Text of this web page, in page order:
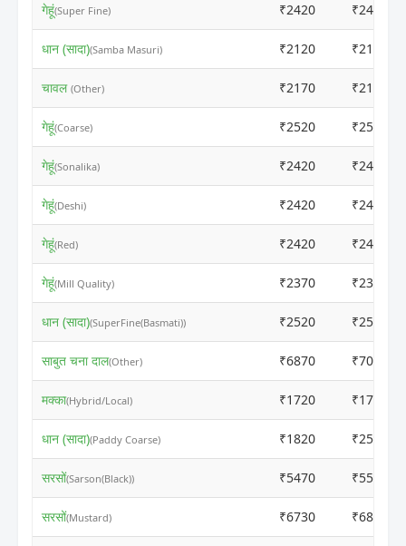
गेहूं(Super Fine) ₹2420 ₹2400
धान (सादा)(Samba Masuri) ₹2120 ₹2100
चावल (Other) ₹2170 ₹2150
गेहूं(Coarse) ₹2520 ₹2500
गेहूं(Sonalika) ₹2420 ₹2400
गेहूं(Deshi) ₹2420 ₹2415
गेहूं(Red) ₹2420 ₹2400
गेहूं(Mill Quality) ₹2370 ₹2350
धान (सादा)(SuperFine(Basmati)) ₹2520 ₹2500
साबुत चना दाल(Other) ₹6870 ₹7000
मक्का(Hybrid/Local) ₹1720 ₹1750
धान (सादा)(Paddy Coarse) ₹1820 ₹2500
सरसों(Sarson(Black)) ₹5470 ₹5500
सरसों(Mustard) ₹6730 ₹6815